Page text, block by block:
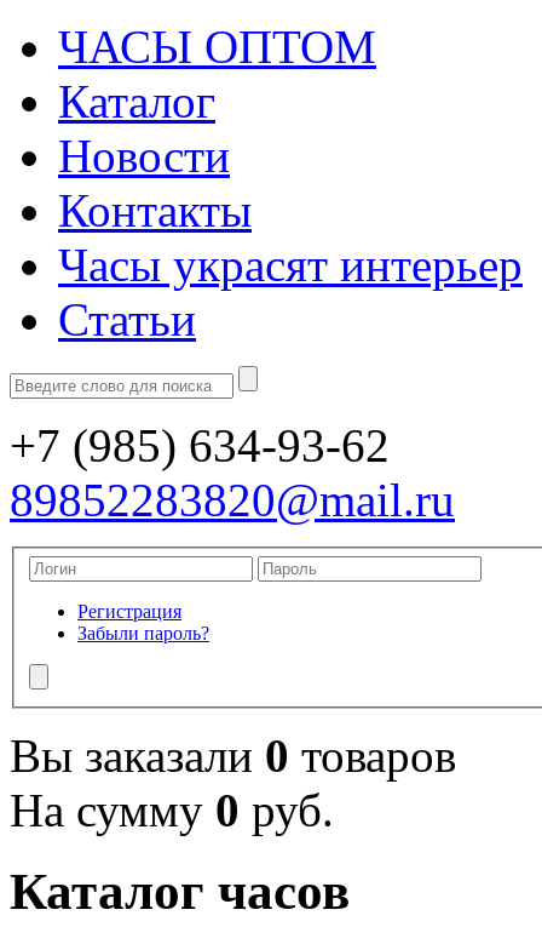
ЧАСЫ ОПТОМ
Каталог
Новости
Контакты
Часы украсят интерьер
Статьи
+7 (985) 634-93-62
89852283820@mail.ru
Регистрация
Забыли пароль?
Вы заказали 0 товаров
На сумму 0 руб.
Каталог часов